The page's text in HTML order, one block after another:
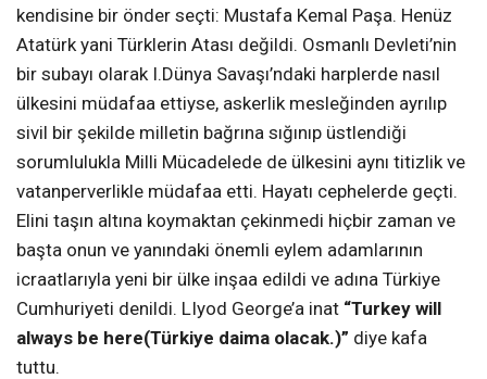
kendisine bir önder seçti: Mustafa Kemal Paşa. Henüz
Atatürk yani Türklerin Atası değildi. Osmanlı Devleti’nin
bir subayı olarak I.Dünya Savaşı’ndaki harplerde nasıl
ülkesini müdafaa ettiyse, askerlik mesleğinden ayrılıp
sivil bir şekilde milletin bağrına sığınıp üstlendiği
sorumlulukla Milli Mücadelede de ülkesini aynı titizlik ve
vatanperverlikle müdafaa etti. Hayatı cephelerde geçti.
Elini taşın altına koymaktan çekinmedi hiçbir zaman ve
başta onun ve yanındaki önemli eylem adamlarının
icraatlarıyla yeni bir ülke inşaa edildi ve adına Türkiye
Cumhuriyeti denildi. LIyod George’a inat “Turkey will
always be here(Türkiye daima olacak.)” diye kafa
tuttu.